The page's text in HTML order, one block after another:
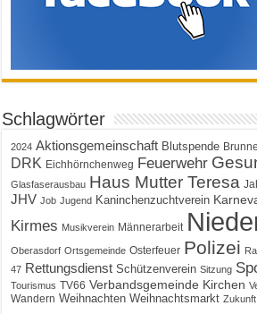
Schlagwörter
2024 Aktionsgemeinschaft Blutspende
DRK Eichhörnchenweg Feuerwehr
Glasfaserausbau Haus Mutter Teresa
JHV Job Jugend Kaninchenzuchtverein
Kirmes Musikverein Männerarbeit
Oberasdorf Ortsgemeinde Osterfeuer Polizei
47 Rettungsdienst Schützenverein Sitzung
Tourismus TV66 Verbandsgemeinde Kirchen
Wandern Weihnachten Weihnachtsmarkt Zukunft